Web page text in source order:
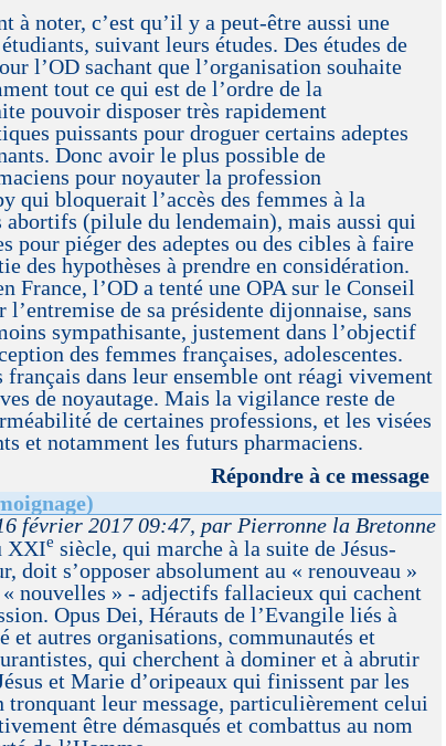
à noter, c’est qu’il y a peut-être aussi une
suivant leurs études. Des études de
l’OD sachant que l’organisation souhaite
tout ce qui est de l’ordre de la
pouvoir disposer très rapidement
puissants pour droguer certains adeptes
Donc avoir le plus possible de
pour noyauter la profession
qui bloquerait l’accès des femmes à la
(pilule du lendemain), mais aussi qui
pour piéger des adeptes ou des cibles à faire
des hypothèses à prendre en considération.
France, l’OD a tenté une OPA sur le Conseil
l’entremise de sa présidente dijonnaise, sans
sympathisante, justement dans l’objectif
des femmes françaises, adolescentes.
français dans leur ensemble ont réagi vivement
de noyautage. Mais la vigilance reste de
de certaines professions, et les visées
et notamment les futurs pharmaciens.
Répondre à ce message
février 2017 09:47, par Pierronne la Bretonne
XXIe siècle, qui marche à la suite de Jésus-
doit s’opposer absolument au « renouveau »
« nouvelles » - adjectifs fallacieux qui cachent
Opus Dei, Hérauts de l’Evangile liés à
autres organisations, communautés et
qui cherchent à dominer et à abrutir
et Marie d’oripeaux qui finissent par les
tronquant leur message, particulièrement celui
être démasqués et combattus au nom